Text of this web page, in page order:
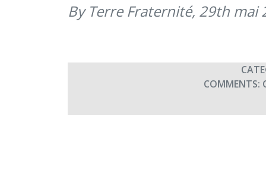
By Terre Fraternité, 29th mai
COMMENTS: